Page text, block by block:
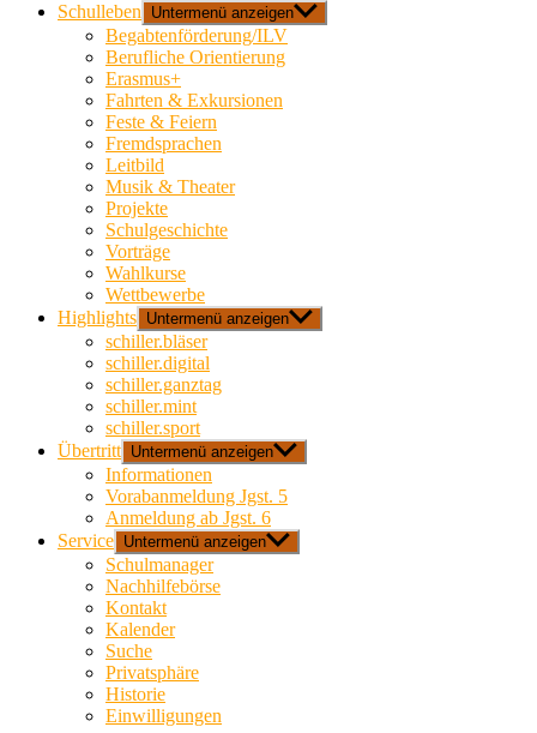
Schulleben
Untermenü anzeigen
Begabtenförderung/ILV
Berufliche Orientierung
Erasmus+
Fahrten & Exkursionen
Feste & Feiern
Fremdsprachen
Leitbild
Musik & Theater
Projekte
Schulgeschichte
Vorträge
Wahlkurse
Wettbewerbe
Highlights Untermenü anzeigen
schiller.bläser
schiller.digital
schiller.ganztag
schiller.mint
schiller.sport
Übertritt Untermenü anzeigen
Informationen
Vorabanmeldung Jgst. 5
Anmeldung ab Jgst. 6
Service Untermenü anzeigen
Schulmanager
Nachhilfebörse
Kontakt
Kalender
Suche
Privatsphäre
Historie
Einwilligungen